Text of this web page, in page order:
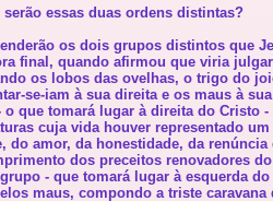
serão essas duas ordens distintas?
os dois grupos distintos que
final, quando afirmou que viria
os lobos das ovelhas, o trigo do
se-iam à sua direita e os maus à
o que tomará lugar à direita do Cristo -
cuja vida houver representado um
do amor, da honestidade, da renúncia
dos preceitos renovadores do
- que tomará lugar à esquerda
maus, compondo a triste caravana